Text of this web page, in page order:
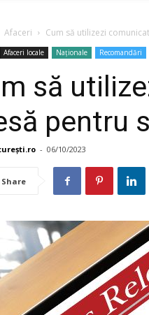
Afaceri Cum să utilizezi
Afaceri locale Naționale Recomandări
să
pentru
- 06/10/2023
Share